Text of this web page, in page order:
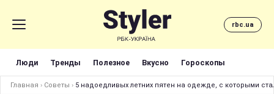
rbc.ua
Люди Тренды Полезное Вкусно Гороскопы
Главная › Советы › 5 надоедливых летних пятен на одежде, с которыми